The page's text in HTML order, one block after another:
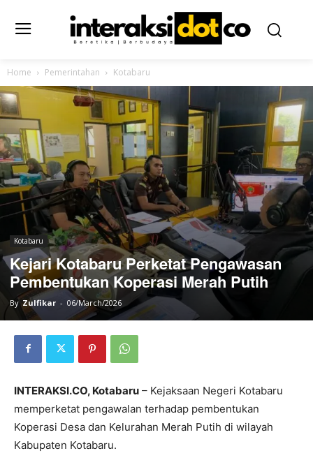
Home Pemerintahan Kotabaru
Kotabaru
Kejari Kotabaru Perketat Pengawasan
Pembentukan Koperasi Merah Putih
By Zulfikar - 06/March/2026
INTERAKSI.CO, Kotabaru – Kejaksaan Negeri Kotabaru
memperketat pengawalan terhadap pembentukan
Koperasi Desa dan Kelurahan Merah Putih di wilayah
Kabupaten Kotabaru.